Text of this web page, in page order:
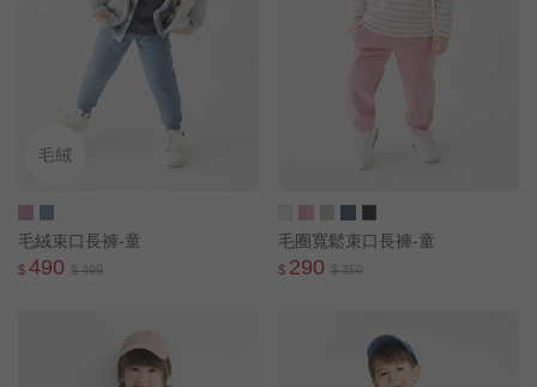
毛絨束口長褲-童
$ 490 $ 499
毛圈寬鬆束口長褲-童
$ 290 $ 350